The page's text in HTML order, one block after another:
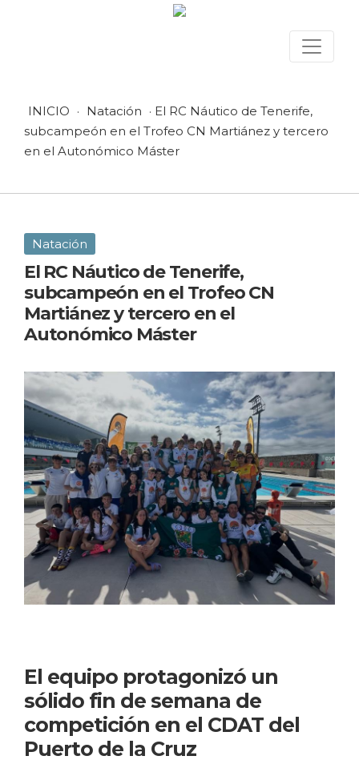
INICIO · Natación · El RC Náutico de Tenerife,
subcampeón en el Trofeo CN Martiánez y tercero
en el Autonómico Máster
Natación
El RC Náutico de Tenerife,
subcampeón en el Trofeo CN
Martiánez y tercero en el
Autonómico Máster
El equipo protagonizó un
sólido fin de semana de
competición en el CDAT del
Puerto de la Cruz